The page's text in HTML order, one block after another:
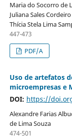
Maria do Socorro de
Juliana Sales
Thícia Stela Lima
447-473
PDF/A
Uso de artefatos
microempresas e
DOI: https://
Alexandre Farias
de Lima Souza
474-501